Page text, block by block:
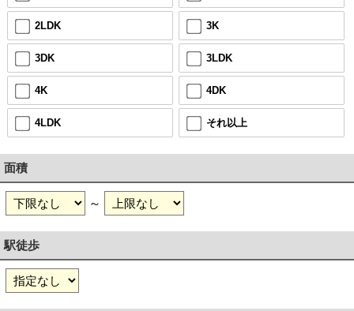
2LDK 3K
3DK 3LDK
4K 4DK
4LDK それ以上
面積
～
駅徒歩